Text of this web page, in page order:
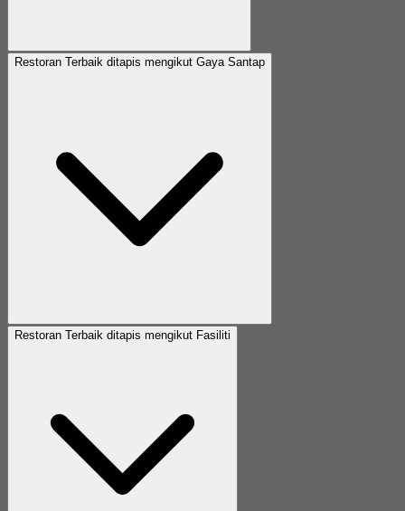
Restoran Terbaik ditapis mengikut Gaya Santap
Restoran Terbaik ditapis mengikut Fasiliti